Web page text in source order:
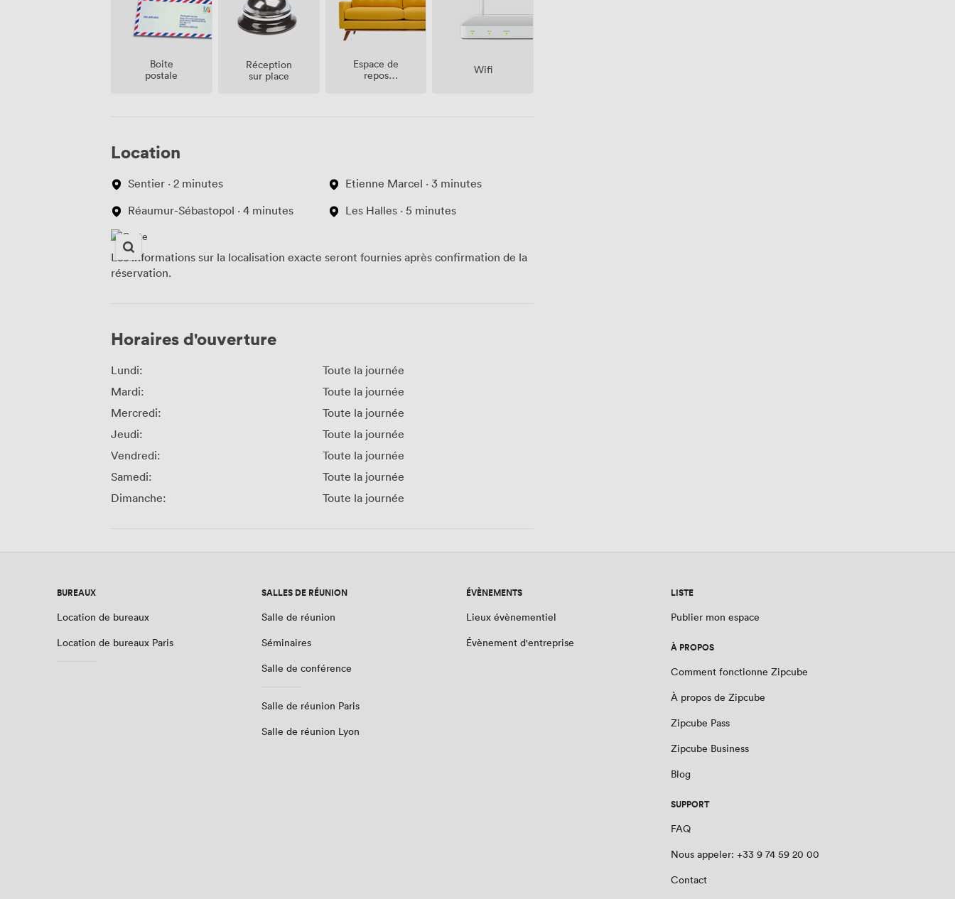
Boite
postale
Réception
sur place
Espace de
repos
Wifi
Location
Sentier · 2 minutes
Réaumur-Sébastopol · 4 minutes
Etienne Marcel · 3 minutes
Les Halles · 5 minutes
Les informations sur la localisation exacte seront fournies après confirmation de la
réservation.
Horaires d'ouverture
Lundi:
Toute la journée
Mardi:
Toute la journée
Mercredi:
Toute la journée
Jeudi:
Toute la journée
Vendredi:
Toute la journée
Samedi:
Toute la journée
Dimanche:
Toute la journée
BUREAUX
Location de bureaux
Location de bureaux Paris
SALLES DE RÉUNION
Salle de réunion
Séminaires
Salle de conférence
Salle de réunion Paris
Salle de réunion Lyon
ÉVÈNEMENTS
Lieux évènementiel
Évènement d'entreprise
LISTE
Publier mon espace
À PROPOS
Comment fonctionne Zipcube
À propos de Zipcube
Zipcube Pass
Zipcube Business
Blog
SUPPORT
FAQ
Nous appeler: +33 9 74 59 20 00
Contact